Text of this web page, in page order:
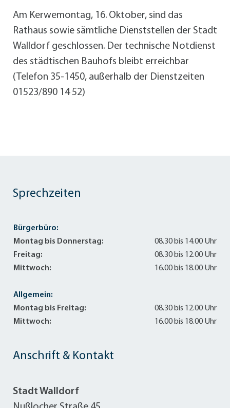
Am Kerwemontag, 16. Oktober, sind das
Rathaus sowie sämtliche Dienststellen der Stadt
Walldorf geschlossen. Der technische Notdienst
des städtischen Bauhofs bleibt erreichbar
(Telefon 35-1450, außerhalb der Dienstzeiten
01523/890 14 52)
Anschrift & Kontakt
Stadt Walldorf
Sprechzeiten
Bürgerbüro:
Montag bis Donnerstag:
08.30 bis 14.00 Uhr
Freitag:
08.30 bis 12.00 Uhr
Mittwoch:
16.00 bis 18.00 Uhr
Allgemein:
Montag bis Freitag:
08.30 bis 12.00 Uhr
Mittwoch:
16.00 bis 18.00 Uhr